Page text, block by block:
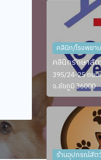
คลินิก/โรงพยา
คลินิกรักษาสั
395/24-25 ถนน
จ.ชัยภูมิ 36000
ร้านอุปกรณ์สัต